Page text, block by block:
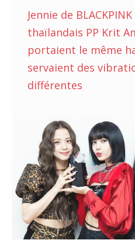
Jennie de
thaïlandais PP Krit
portaient le même
servaient des
différentes